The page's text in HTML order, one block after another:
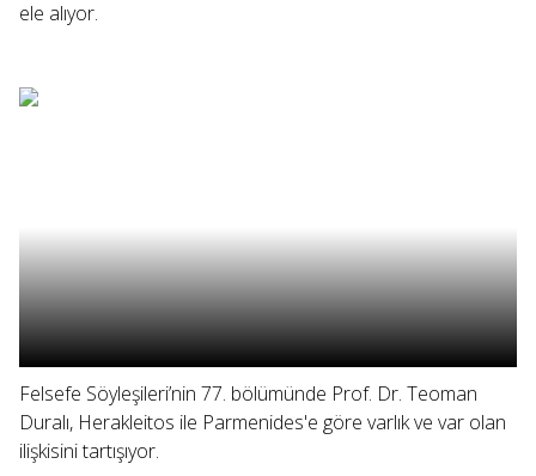
ele alıyor.
Felsefe Söyleşileri’nin 77. bölümünde Prof. Dr. Teoman
Duralı, Herakleitos ile Parmenides'e göre varlık ve var olan
ilişkisini tartışıyor.